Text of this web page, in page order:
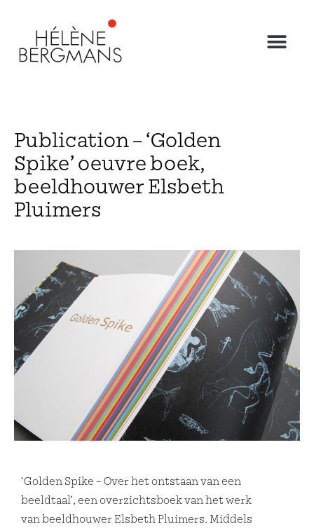
Publication – ‘Golden
Spike’ oeuvre boek,
beeldhouwer Elsbeth
Pluimers
‘Golden Spike – Over het ontstaan van een
beeldtaal’, een overzichtsboek van het werk
van beeldhouwer Elsbeth Pluimers. Middels